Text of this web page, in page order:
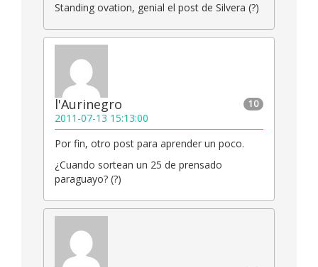
Standing ovation, genial el post de Silvera (?)
10
l'Aurinegro
2011-07-13 15:13:00
Por fin, otro post para aprender un poco.
¿Cuando sortean un 25 de prensado
paraguayo? (?)